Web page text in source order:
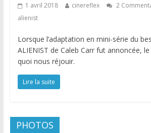
1 avril 2018 cinereflex 2
alienist
Lorsque l’adaptation en mini-série du
ALIENIST de Caleb Carr fut annoncée,
quoi nous réjouir.
Lire la suite
PHOTOS